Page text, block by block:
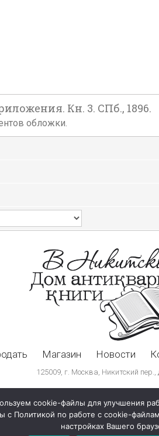
Кн. 3. СПб., 1896.
обложки.
Магазин Новости
125009, г. Москва, Никитский пер.,
cookie-файлы для улучшения
с Политикой по работе с cookie-
настройках Вашего